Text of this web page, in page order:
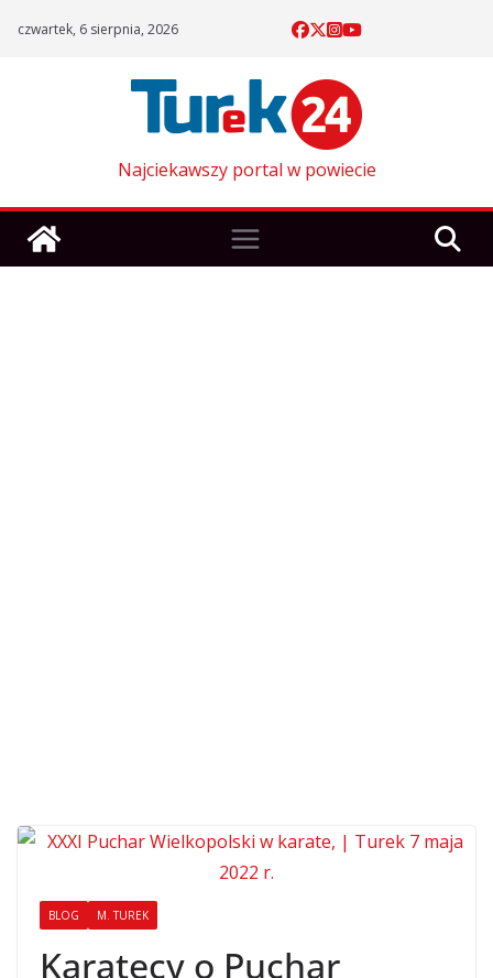
czwartek, 6 sierpnia, 2026
Najciekawszy portal w powiecie
BLOG M. TUREK
Karatecy o Puchar